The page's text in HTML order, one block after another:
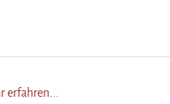
erfahren...